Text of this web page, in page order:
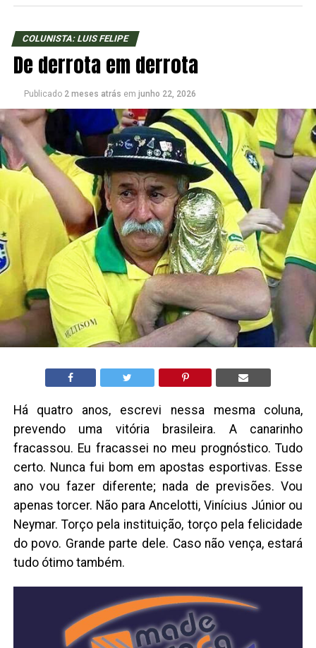
COLUNISTA: LUIS FELIPE
De derrota em derrota
Publicado 2 meses atrás em junho 22, 2026
Há quatro anos, escrevi nessa mesma coluna,
prevendo uma vitória brasileira. A canarinho
fracassou. Eu fracassei no meu prognóstico. Tudo
certo. Nunca fui bom em apostas esportivas. Esse
ano vou fazer diferente; nada de previsões. Vou
apenas torcer. Não para Ancelotti, Vinícius Júnior ou
Neymar. Torço pela instituição, torço pela felicidade
do povo. Grande parte dele. Caso não vença, estará
tudo ótimo também.